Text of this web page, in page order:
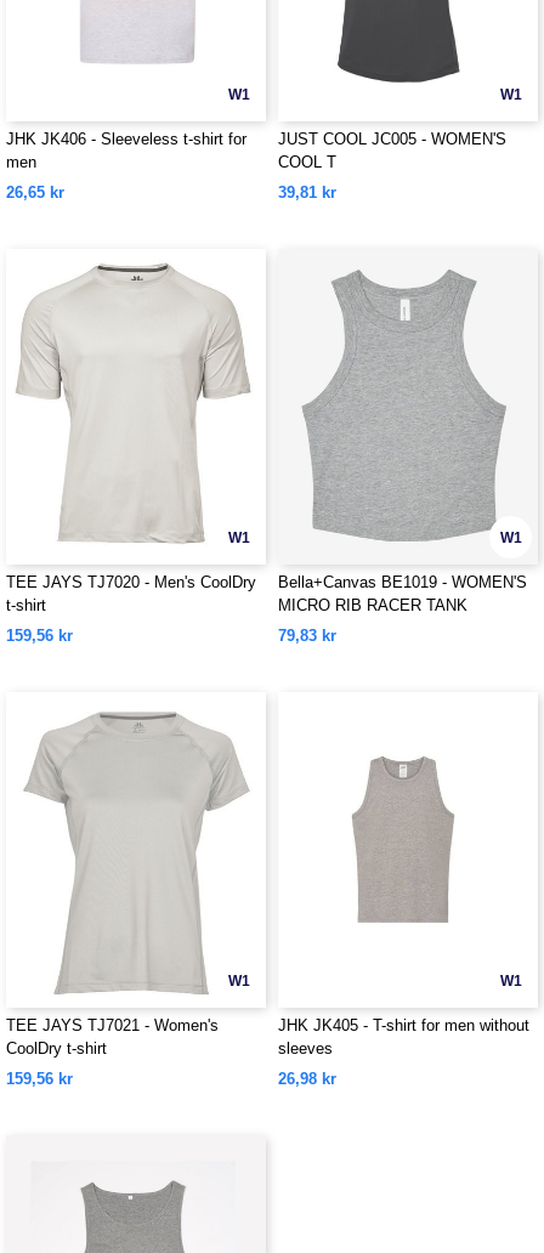
W1
JHK JK406 - Sleeveless t-shirt for
men
26,65 kr
W1
JUST COOL JC005 - WOMEN'S
COOL T
39,81 kr
W1
TEE JAYS TJ7020 - Men's CoolDry
t-shirt
159,56 kr
W1
Bella+Canvas BE1019 - WOMEN'S
MICRO RIB RACER TANK
79,83 kr
W1
TEE JAYS TJ7021 - Women's
CoolDry t-shirt
159,56 kr
W1
JHK JK405 - T-shirt for men without
sleeves
26,98 kr